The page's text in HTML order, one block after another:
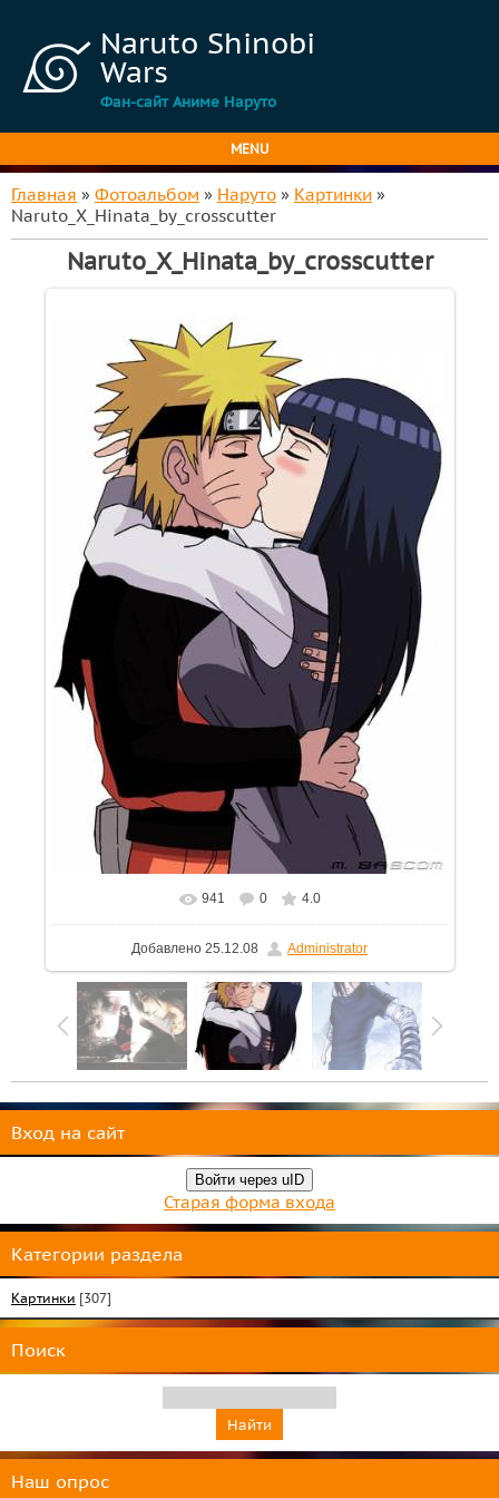
Naruto Shinobi
Wars
Фан-сайт Аниме Наруто
MENU
Главная » Фотоальбом » Наруто » Картинки »
Naruto_X_Hinata_by_crosscutter
Naruto_X_Hinata_by_crosscutter
В реальном размере 429x600
941 0 4.0
Добавлено 25.12.08 Administrator
Вход на сайт
Войти через uID
Старая форма входа
Категории раздела
Картинки [307]
Поиск
Наш опрос